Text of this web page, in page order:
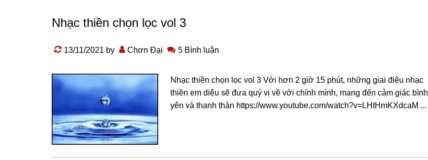
Nhạc thiền chọn lọc vol 3
13/11/2021 by Chơn Đại 5 Bình luận
Nhạc thiền chọn lọc vol 3 Với hơn 2 giờ 15 phút, những giai điệu nhạc
thiền em diệu sẽ đưa quý vị về với chính mình, mang đến cảm giác bình
yên và thanh thản https://www.youtube.com/watch?v=LHtHmKXdcaM ...